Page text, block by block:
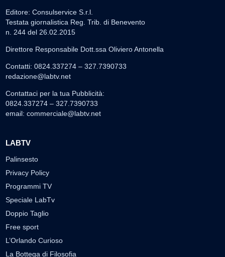
Editore: Consulservice S.r.l.
Testata giornalistica Reg. Trib. di Benevento
n. 244 del 26.02.2015
Direttore Responsabile Dott.ssa Oliviero Antonella
Contatti: 0824.337274 – 327.7390733
redazione@labtv.net
Contattaci per la tua Pubblicità:
0824.337274 – 327.7390733
email: commerciale@labtv.net
LABTV
Palinsesto
Privacy Policy
Programmi TV
Speciale LabTv
Doppio Taglio
Free sport
L’Orlando Curioso
La Bottega di Filosofia